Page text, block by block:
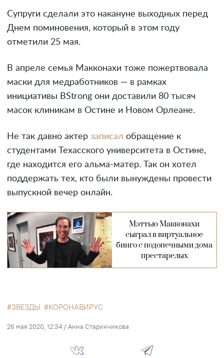
Супруги сделали это накануне выходных перед
Днем поминовения, который в этом году
отметили 25 мая.
В апреле семья Макконахи тоже пожертвовала
маски для медработников — в рамках
инициативы BStrong они доставили 80 тысяч
масок клиникам в Остине и Новом Орлеане.
Не так давно актер записал обращение к
студентами Техасского университета в Остине,
где находится его альма-матер. Так он хотел
поддержать тех, кто были вынуждены провести
выпускной вечер онлайн.
Мэттью Макконахи
сыграл в виртуальное
бинго с подопечными дома
престарелых
ЗВЕЗДЫ КОРОНАВИРУС
26 мая 2020, 12:34 / Анна Старинчикова